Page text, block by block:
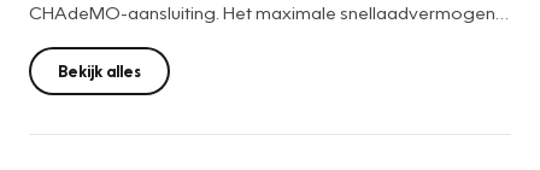
CHAdeMO-aansluiting. Het maximale snellaadvermogen
bedraagt 46 kW.
Voorzien van mooie opties waaronder stoelverwarming
Bekijk alles